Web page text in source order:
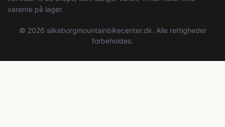
varerne på lager.
© 2026 silkeborgmountainbikecenter.dk. Alle rettigheder
forbeholdes.